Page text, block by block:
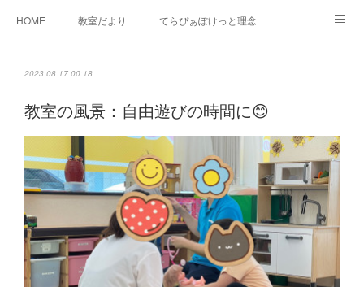
HOME 教室だより てらぴぁぽけっと理念
2023.08.17 00:18
教室の風景：自由遊びの時間に😊